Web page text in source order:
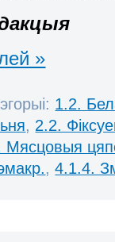
»
1.2.
, 2.2.
Мясцовыя
,4.1.4.